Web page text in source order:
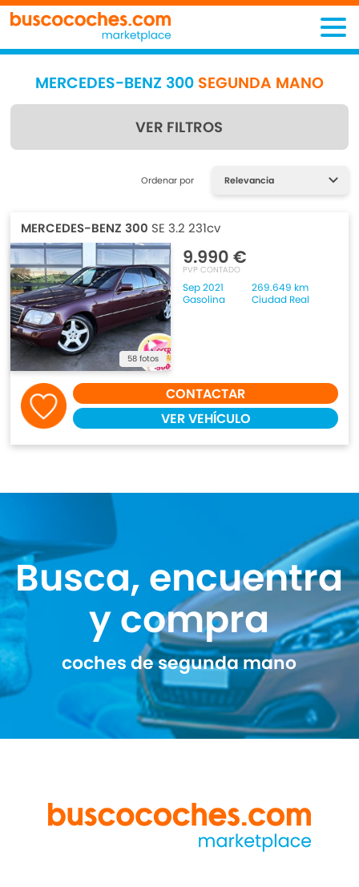
MERCEDES-BENZ 300 SEGUNDA MANO
VER FILTROS
Encuentra lo que estás
Ordenar por
MERCEDES-BENZ 300 SE 3.2 231cv
58 fotos
9.990 €
PVP CONTADO
Sep 2021
269.649 km
Gasolina
Ciudad Real
CONTACTAR
VER VEHÍCULO
Busca, encuentra
y compra
coches de segunda mano